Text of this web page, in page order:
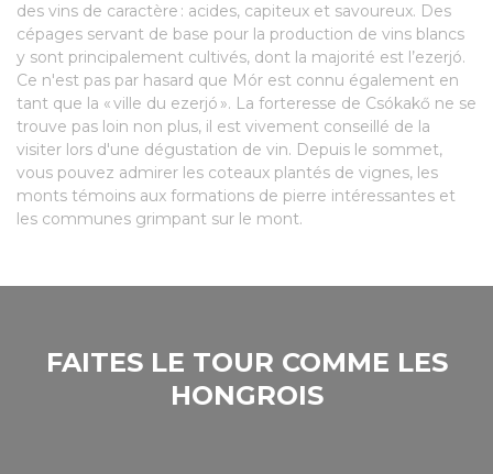
des vins de caractère : acides, capiteux et savoureux. Des
cépages servant de base pour la production de vins blancs
y sont principalement cultivés, dont la majorité est l’ezerjó.
Ce n'est pas par hasard que Mór est connu également en
tant que la « ville du ezerjó ». La forteresse de Csókakő ne se
trouve pas loin non plus, il est vivement conseillé de la
visiter lors d'une dégustation de vin. Depuis le sommet,
vous pouvez admirer les coteaux plantés de vignes, les
monts témoins aux formations de pierre intéressantes et
les communes grimpant sur le mont.
FAITES LE TOUR COMME LES
HONGROIS